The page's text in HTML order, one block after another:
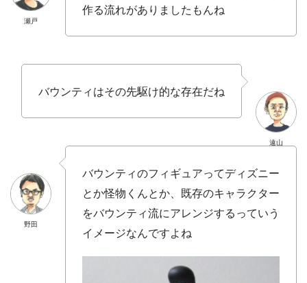
瀬戸
作る流れがありましたもんね
遠山
バウンティはその先駆け的な存在だね
野田
バウンティのフィギュアってディズニー
とか怪物くんとか、既存のキャラクター
をバウンティ流にアレンジするっていう
イメージなんですよね